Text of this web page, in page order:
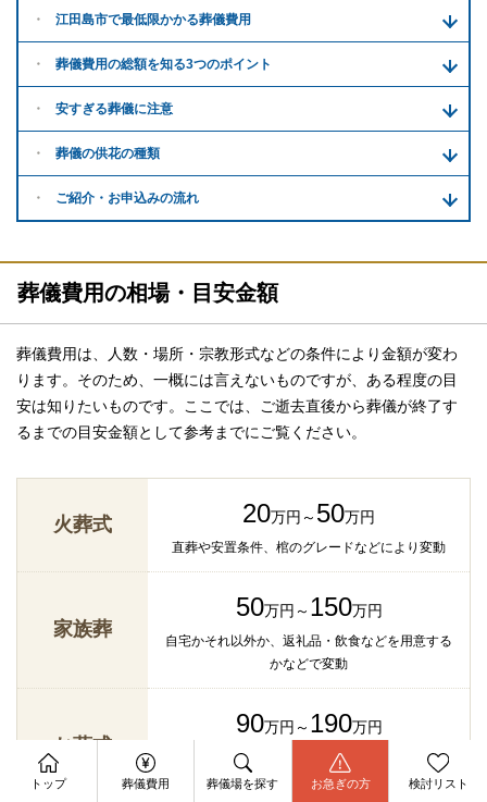
江田島市で最低限かかる葬儀費用
葬儀費用の総額を知る3つのポイント
安すぎる葬儀に注意
葬儀の供花の種類
ご紹介・ お申込みの流れ
葬儀費用の相場・目安金額
葬儀費用は、人数・場所・宗教形式などの条件により金額が変わ
ります。そのため、一概には言えないものですが、ある程度の目
安は知りたいものです。ここでは、ご逝去直後から葬儀が終了す
るまでの目安金額として参考までにご覧ください。
火葬式 20万円～ 50万円
直葬や安置条件、棺のグレードなどにより変動
家族葬
50万円～ 150万円
自宅かそれ以外か、返礼品・飲食などを用意する
かなどで変動
お葬式
90万円～ 190万円
自宅かそれ以外か、返礼品・飲食などが人数によ
り変動
トップ 葬儀費用 葬儀場を探す お急ぎの方 検討リスト
資料請求
お問合せ
今すぐ電話相談